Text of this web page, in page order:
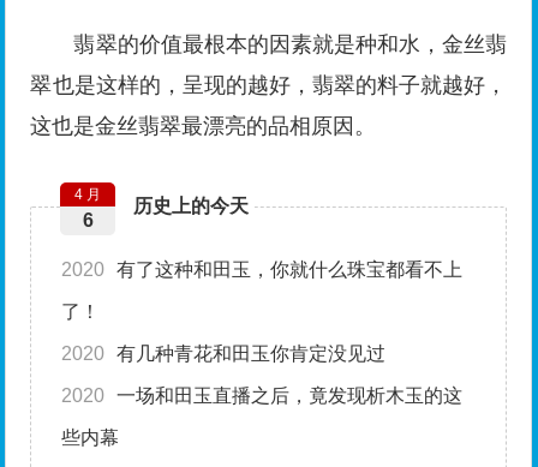
翡翠的价值最根本的因素就是种和水，金丝翡
翠也是这样的，呈现的越好，翡翠的料子就越好，
这也是金丝翡翠最漂亮的品相原因。
历史上的今天
4 月
6
2020 有了这种和田玉，你就什么珠宝都看不上
了！
2020 有几种青花和田玉你肯定没见过
2020 一场和田玉直播之后，竟发现析木玉的这
些内幕